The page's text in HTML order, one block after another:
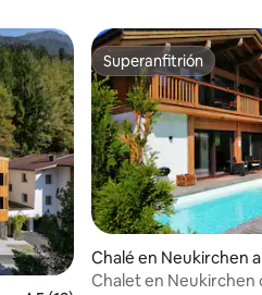
Superanfitrión
Superanfitrión
Chalé en Neukirchen
ßvenediger
Chalet en Neukirchen